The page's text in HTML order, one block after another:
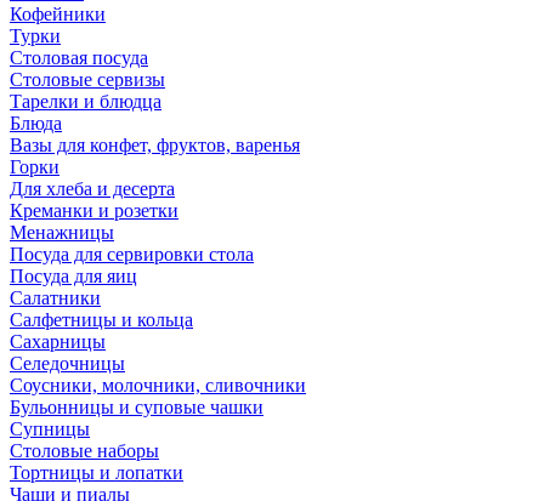
Кофейники
Турки
Столовая посуда
Столовые сервизы
Тарелки и блюдца
Блюда
Вазы для конфет, фруктов, варенья
Горки
Для хлеба и десерта
Креманки и розетки
Менажницы
Посуда для сервировки стола
Посуда для яиц
Салатники
Салфетницы и кольца
Сахарницы
Селедочницы
Соусники, молочники, сливочники
Бульонницы и суповые чашки
Супницы
Столовые наборы
Тортницы и лопатки
Чаши и пиалы